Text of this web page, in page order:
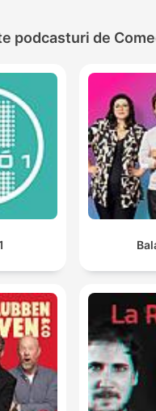
podcasturi de